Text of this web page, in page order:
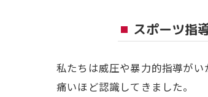
スポーツ指
私たちは威圧や暴力的指導が
痛いほど認識してきました。